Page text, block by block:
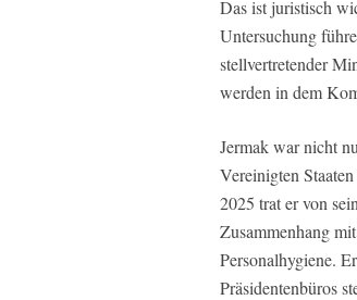
Das ist juristisch
Untersuchung
stellvertretender
werden in dem
Jermak war nicht
Vereinigten
2025 trat er von
Zusammenhang
Personalhygiene.
Präsidentenbüros